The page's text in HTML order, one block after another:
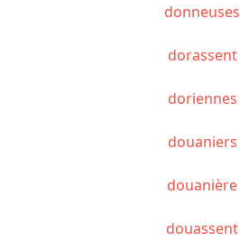
donneuses
dorassent
doriennes
douaniers
douanière
douassent